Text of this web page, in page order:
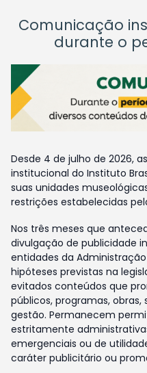
Comunicação
durante o
Desde 4 de julho de 2026,
institucional do Instituto
suas unidades
restrições estabelecidas
Nos três meses que
divulgação de publicidade
entidades da
hipóteses previstas na
evitados conteúdos que
públicos, programas,
gestão. Permanecem
estritamente
emergenciais ou de
caráter publicitário ou